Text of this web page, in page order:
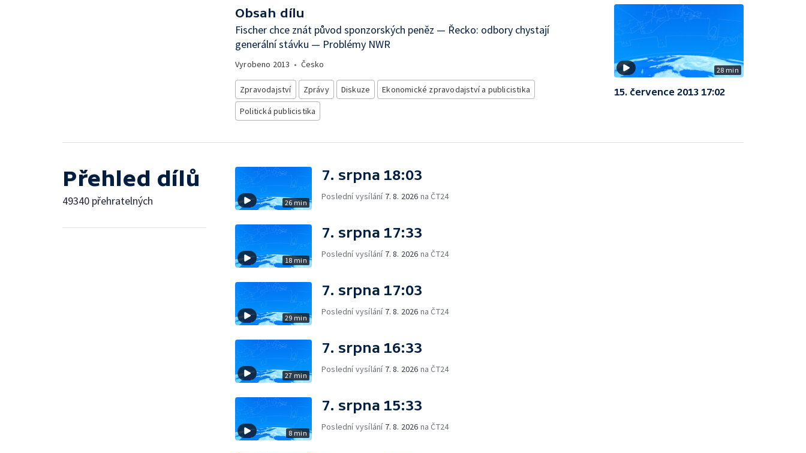
Obsah dílu
Fischer chce znát původ sponzorských peněz — Řecko: odbory chystají
generální stávku — Problémy NWR
Vyrobeno 2013 • Česko
Zpravodajství Zprávy Diskuze
Ekonomické zpravodajství a publicistika
Politická publicistika
28 min
15. července 2013 17:02
Přehled dílů
49340 přehratelných 26 min
7. srpna 18:03
Poslední vysílání 7. 8. 2026 na ČT24
18 min
7. srpna 17:33
Poslední vysílání 7. 8. 2026 na ČT24
29 min
7. srpna 17:03
Poslední vysílání 7. 8. 2026 na ČT24
27 min
7. srpna 16:33
Poslední vysílání 7. 8. 2026 na ČT24
8 min
7. srpna 15:33
Poslední vysílání 7. 8. 2026 na ČT24